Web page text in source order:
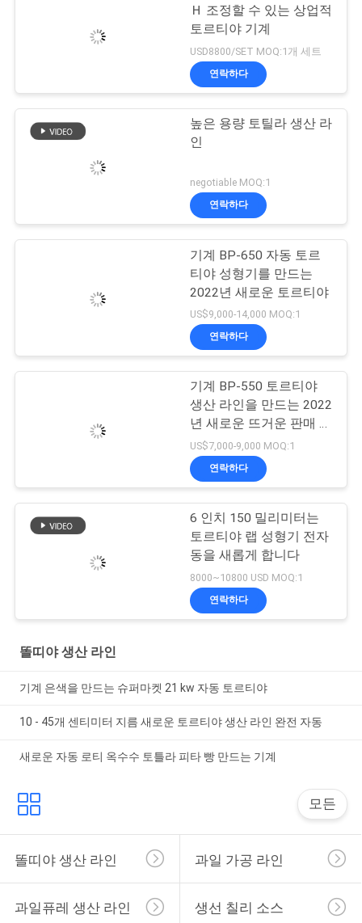
Ｈ 조정할 수 있는 상업적
토르티야 기계
USD8800/SET MOQ:1개 세트
연락하다
높은 용량 토틸라 생산 라
인
negotiable MOQ:1
연락하다
기계 BP-650 자동 토르
티야 성형기를 만드는
2022년 새로운 토르티야
US$9,000-14,000 MOQ:1
연락하다
기계 BP-550 토르티야
생산 라인을 만드는 2022
년 새로운 뜨거운 판매 토
르티야
US$7,000-9,000 MOQ:1
연락하다
6 인치 150 밀리미터는
토르티야 랩 성형기 전자
동을 새롭게 합니다
8000~10800 USD MOQ:1
연락하다
똘띠야 생산 라인
기계 은색을 만드는 슈퍼마켓 21 kw 자동 토르티야
10 - 45개 센티미터 지름 새로운 토르티야 생산 라인 완전 자동
새로운 자동 로티 옥수수 토틀라 피타 빵 만드는 기계
모든
똘띠야 생산 라인 과일 가공 라인
과일퓨레 생산 라인 생선 칠리 소스